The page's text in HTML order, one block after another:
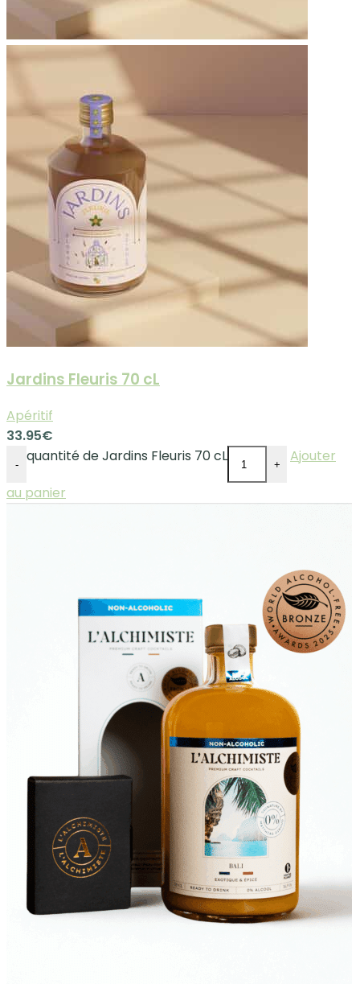
Jardins Fleuris 70 cL
Apéritif
33.95€
- quantité de Jardins Fleuris 70 cL +
Ajouter
au panier